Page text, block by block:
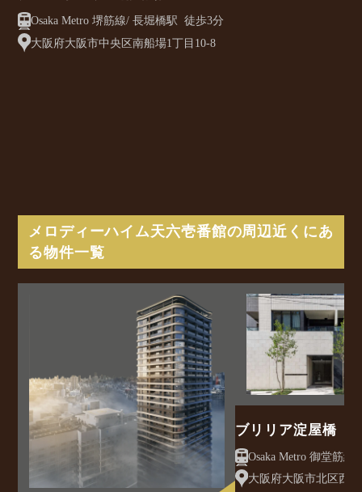
Osaka Metro 堺筋線/ 長堀橋駅 徒歩3分
大阪府大阪市中央区南船場1丁目10-8
メロディーハイム天六壱番館の周辺近くにあ
る物件一覧
ブリリア淀屋橋
大阪府大阪市北区西